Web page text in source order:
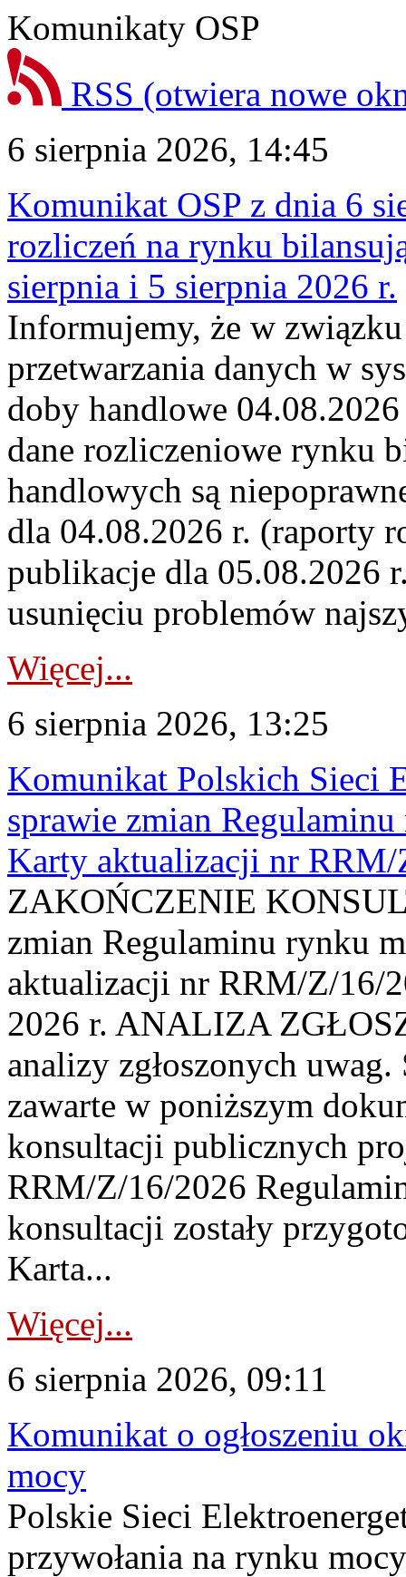
Komunikaty OSP
RSS (otwiera nowe
6 sierpnia 2026, 14:45
Komunikat OSP z dnia 6
rozliczeń na rynku
sierpnia i 5 sierpnia 2026 r.
Informujemy, że w
przetwarzania danych w
doby handlowe
dane rozliczeniowe rynku
handlowych są
dla 04.08.2026 r. (raporty
publikacje dla 05.08.2026
usunięciu problemów
Więcej...
6 sierpnia 2026, 13:25
Komunikat Polskich Sieci
sprawie zmian
Karty aktualizacji nr
ZAKOŃCZENIE
zmian Regulaminu rynku
aktualizacji nr RRM/Z/16/
2026 r. ANALIZA
analizy zgłoszonych
zawarte w poniższym
konsultacji publicznych
RRM/Z/16/2026
konsultacji zostały
Karta...
Więcej...
6 sierpnia 2026, 09:11
Komunikat o ogłoszeniu
mocy
Polskie Sieci
przywołania na rynku